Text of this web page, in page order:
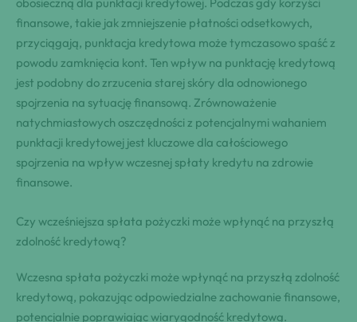
finansowe, takie jak zmniejszenie płatności odsetkowych,
przyciągają, punktacja kredytowa może tymczasowo spaść z
powodu zamknięcia kont. Ten wpływ na punktację kredytową
jest podobny do zrzucenia starej skóry dla odnowionego
spojrzenia na sytuację finansową. Zrównoważenie
natychmiastowych oszczędności z potencjalnymi wahaniem
punktacji kredytowej jest kluczowe dla całościowego
spojrzenia na wpływ wczesnej spłaty kredytu na zdrowie
finansowe.
Czy wcześniejsza spłata pożyczki może wpłynąć na przyszłą
zdolność kredytową?
Wczesna spłata pożyczki może wpłynąć na przyszłą zdolność
kredytową, pokazując odpowiedzialne zachowanie finansowe,
potencjalnie poprawiając wiarygodność kredytową.